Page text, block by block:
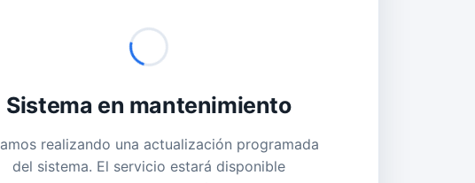
Sistema en mantenimiento
realizando una actualización programada
del sistema. El servicio estará disponible